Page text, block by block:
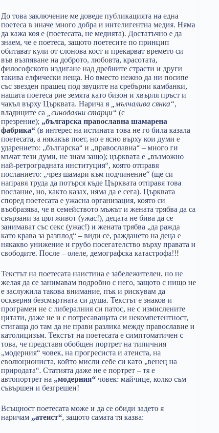
До това заключение ме доведе публикацията на една
поетеса в иначе много добра и интелигентна медия. Няма
да кажа коя е (поетесата, не медията). Достатъчно е да
знаем, че е поетеса, защото поетесите по принцип
обитават кули от слонова кост и прекарват времето си
във възпяване на доброто, любовта, красотата,
философското издигане над дребните страсти и други
такива елфически неща. Но вместо нежно да ни посипе
със звезден прашец под звуците на сребърни камбанки,
нашата поетеса рие земята като бизон и хвърля пръст и
чакъл върху Църквата. Нарича я
„мълчалива сянка“,
владиците са „синодални старци“ (с
презрение); „българска православна шамарена
фабрика“ (в интерес на истината това не го била казала
поетесата, а някакъв поет, но е ясно върху кои думи е
ударението: „българска“ и „православна“ – много ги
мъчат тези думи, не знам защо); църквата е „възможно
най-ретроградната институция“, която отправя
посланието: „чрез шамари към подчинение“ (ще си
направя труда да потърся къде Църквата отправя това
послание, но, както казах, няма да е сега). Църквата
според поетесата е ужасна организация, която си
въобразява, че в семейството мъжът и жената трябва да са
свързани за цял живот (ужас!), децата не бива да се
занимават със секс (ужас!) и жената трябва „да ражда
като крава за разплод“ – види се, раждането на деца е
някакво унижение и грубо посегателство върху правата и
свободите. После – олеле, демографска катастрофа!!!
Текстът на поетесата наистина е забележителен, но не
желая да се занимавам подробно с него, защото с нищо не
е заслужила такова внимание, пък и рискувам да
оскверня безсмъртната си душа. Текстът е знаков и
програмен не с либералния си патос, не с измислените
цитати, даже не и с потресаващата си некомпетентност,
стигаща до там да не прави разлика между православие и
католицизъм. Текстът на поетесата е симптоматичен с
това, че представя обобщен портрет на типичния
„модерния“ човек, на прогресиста и атеиста, на
еволюциониста, който мисли себе си като „венец на
природата“. Статията даже не е портрет – тя е
автопортрет на „модерния“ човек: майчице, колко съм
съвършен и безгрешен!
Всъщност поетесата може и да се обиди задето я
наричам „атеист“, защото самата тя казва: